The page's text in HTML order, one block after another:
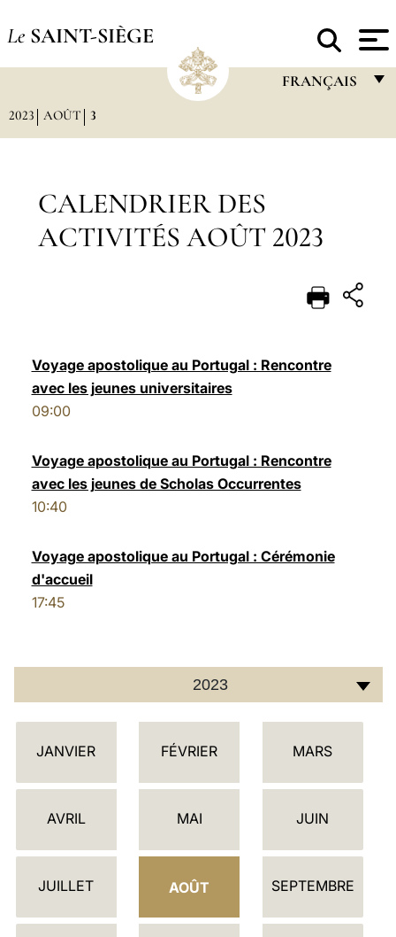
Le SAINT-SIÈGE
FRANÇAIS
DEUTSCH
العربيّة
2023 AOÛT 3
CALENDRIER DES
ACTIVITÉS AOÛT 2023
Voyage apostolique au Portugal : Rencontre
avec les jeunes universitaires
09:00
Voyage apostolique au Portugal : Rencontre
avec les jeunes de Scholas Occurrentes
10:40
Voyage apostolique au Portugal : Cérémonie
d'accueil
17:45
2023
C
L
D
I
JANVIER FÉVRIER MARS
AVRIL MAI JUIN
JUILLET AOÛT SEPTEMBRE